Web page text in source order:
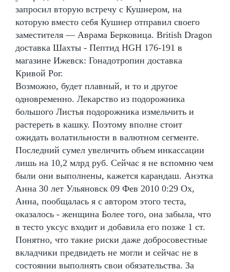
запросил вторую встречу с Кушнером, на
которую вместо себя Кушнер отправил своего
заместителя — Аврама Берковица. British Dragon
доставка Шахты - Пептид HGH 176-191 в
магазине Ижевск: Гонадотропин доставка
Кривой Рог.
Возможно, будет плавный, и то и другое
одновременно. Лекарство из подорожника
большого Листья подорожника измельчить и
растереть в кашку. Поэтому вполне стоит
ожидать волатильности в валютном сегменте.
Последний сумел увеличить объем инкассации
лишь на 10,2 млрд руб. Сейчас я не вспомню чем
были они выполнены, кажется карандаш. Анэтка
Анна 30 лет Ульяновск 09 Фев 2010 0:29 Ох,
Анна, пообщалась я с автором этого теста,
оказалось - женщина Более того, она забыла, что
в тесто уксус входит и добавила его позже 1 ст.
Понятно, что такие риски даже добросовестные
вкладчики предвидеть не могли и сейчас не в
состоянии выполнять свои обязательства. За